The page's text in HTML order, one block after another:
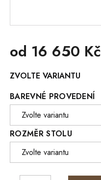
od 16 650 Kč
cena:
ZVOLTE VARIANTU
BAREVNÉ PROVEDENÍ
ROZMĚR STOLU